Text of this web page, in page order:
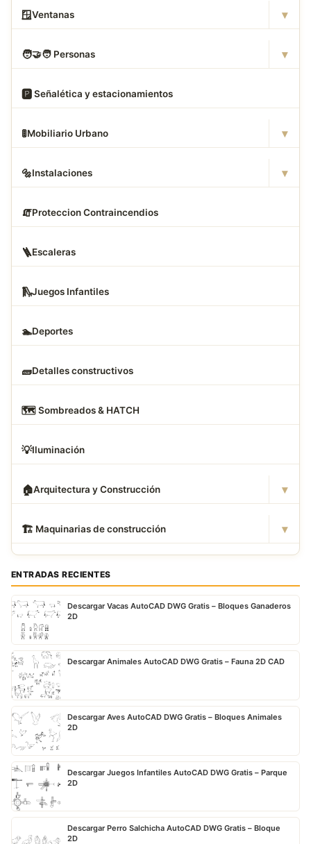
🪟Ventanas ▾
🧑‍🤝‍🧑 Personas ▾
🅿️ Señalética y estacionamientos
🚦Mobiliario Urbano ▾
🔩Instalaciones ▾
🧯Proteccion Contraincendios
🪜Escaleras
🛝Juegos Infantiles
🏊Deportes
🧱Detalles constructivos
🗺️ Sombreados & HATCH
💡Iluminación
🏠Arquitectura y Construcción ▾
🏗 ️ Maquinarias de construcción ▾
ENTRADAS RECIENTES
Descargar Vacas AutoCAD DWG Gratis – Bloques Ganaderos
2D
Descargar Animales AutoCAD DWG Gratis – Fauna 2D CAD
Descargar Aves AutoCAD DWG Gratis – Bloques Animales
2D
Descargar Juegos Infantiles AutoCAD DWG Gratis – Parque
2D
Descargar Perro Salchicha AutoCAD DWG Gratis – Bloque
2D